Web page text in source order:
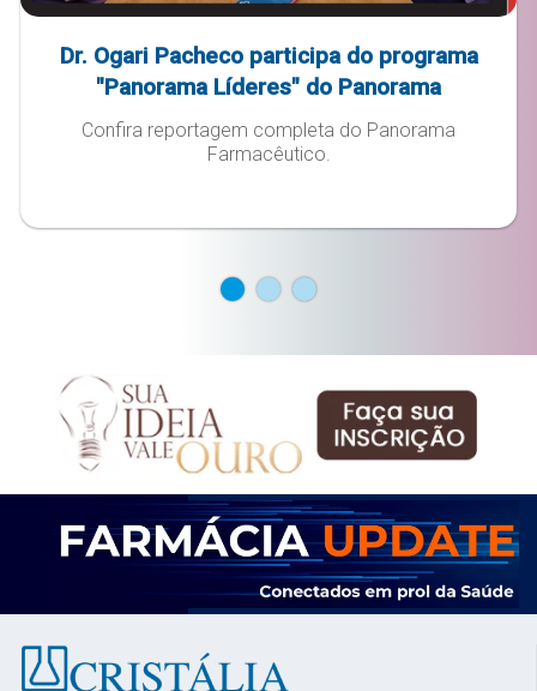
Dr. Ogari Pacheco participa do programa
"Panorama Líderes" do Panorama
Farmacêuticos.
Confira reportagem completa do Panorama
Farmacêutico.